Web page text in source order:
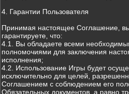
4. Гарантии Пользователя
Принимая настоящее Соглашение,
гарантируете, что:
4.1. Вы обладаете всеми
полномочиями для заключения
исполнения;
4.2. Использование Игры будет
исключительно для целей,
Соглашением с соблюдением его
Обязательных документов, а равно